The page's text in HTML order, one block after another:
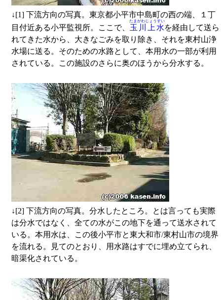
↓[1] 下流方向の写真。東京都小平市中島町の西の端、１丁
目付近ある小平監視所。ここで、 玉川上水
たまがわじょうすい
を経由して送ら
れてきた水から、大きなごみを取り除き、それを東村山浄
水場に送る。そのための水路として、本用水の一部が利用
されている。この施設のさらに奥のほうから分水する。
↓[2] 下流方向の写真。分水したところ。とは言っても実際
は分水ではなく、全ての水がこの地下を通って送水されて
いる。本用水は、この後小平市と東大和市/東村山市の境界
を流れる。見てのとおり、用水路はすでに埋め立てられ、
暗渠化されている。